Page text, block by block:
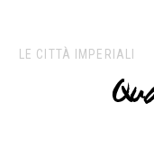
LE CITTÀ IMPERIALI